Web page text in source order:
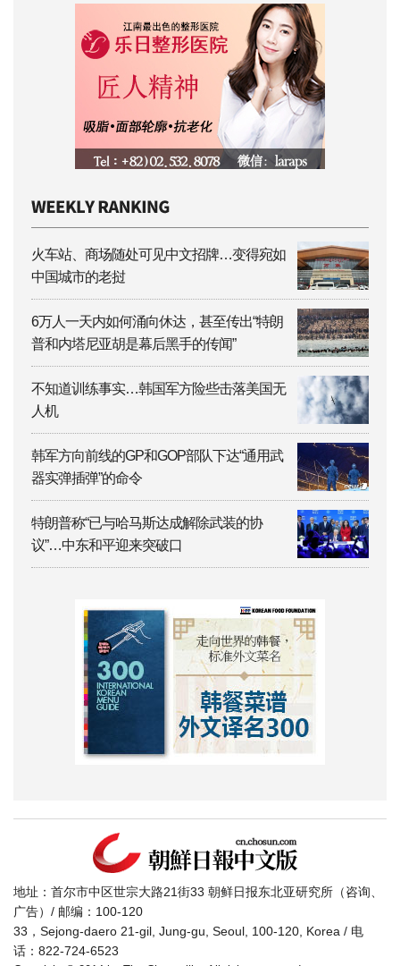
火车站、商场随处可见中文招牌…变得宛如
中国城市的老挝
6万人一天内如何涌向休达，甚至传出“特朗
普和内塔尼亚胡是幕后黑手的传闻”
不知道训练事实…韩国军方险些击落美国无
人机
韩军方向前线的GP和GOP部队下达“通用武
器实弹插弹”的命令
特朗普称“已与哈马斯达成解除武装的协
议”…中东和平迎来突破口
地址：首尔市中区世宗大路21街33 朝鲜日报东北亚研究所（咨询、
广告）/ 邮编：100-120
33，Sejong-daero 21-gil, Jung-gu, Seoul, 100-120, Korea / 电
话：822-724-6523